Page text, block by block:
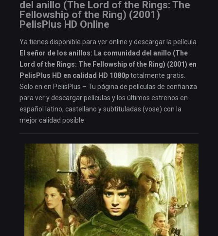
del anillo (The Lord of the Rings: The
Fellowship of the Ring) (2001)
PelisPlus HD Online
Ya tienes disponible para ver online y descargar la película
El señor de los anillos: La comunidad del anillo (The
Lord of the Rings: The Fellowship of the Ring) (2001) en
PelisPlus HD en calidad HD 1080ptotalmente gratis.
Solo en en PelisPlus – Tu página de películas de confianza
para ver y descargar películas y los últimos estrenos en
español latino, castellano y subtituladas (vose) con la
mejor calidad posible.